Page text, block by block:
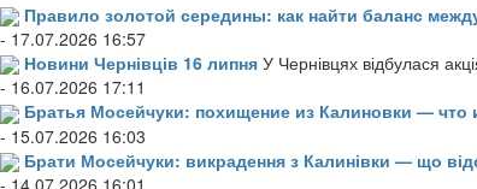
Правило золотой середины: как найти баланс
- 17.07.2026 16:57
Новини Чернівців 16 липня У Чернівцях відбулася
- 16.07.2026 17:11
Братья Мосейчуки: похищение из Калиновки — что
- 15.07.2026 16:03
Брати Мосейчуки: викрадення з Калинівки — що
- 14.07.2026 16:01